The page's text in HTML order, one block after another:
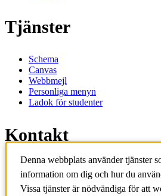
Tjänster
Schema
Canvas
Webbmejl
Personliga menyn
Ladok för studenter
Kontakt
Kontakta utbildningsprogram
Kontakta kurs
IT-support
Denna webbplats använder tjänster
information om dig och hur du
Vissa tjänster är nödvändiga för att